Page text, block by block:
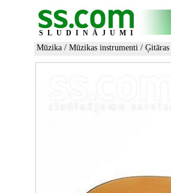
SLUDINĀJUMI
Mūzika / Mūzikas instrumenti / Ģitāras